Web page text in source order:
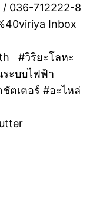
036-712222-8
Inbox
#วิริยะโลหะ
ะบบไฟฟ้า
ตเตอร์ #อะไหล่